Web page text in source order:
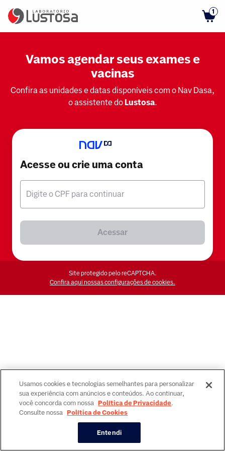
1
Vamos agendar seus exames e
vacinas
Confira as unidades e datas disponíveis com o Nav Dasa,
o assistente do Lustosa.
Acesse ou crie uma conta
Digite o CPF para continuar
Acessar
Site protegido pelo reCAPTCHA.
Confira aqui nossas configurações de cookies.
Usamos cookies e tecnologias semelhantes para personalizar
sua experiência com anúncios e conteúdos. Ao continuar,
você concorda com nossa Política de Privacidade.
Consulte nossa Política de Cookies
Entendi